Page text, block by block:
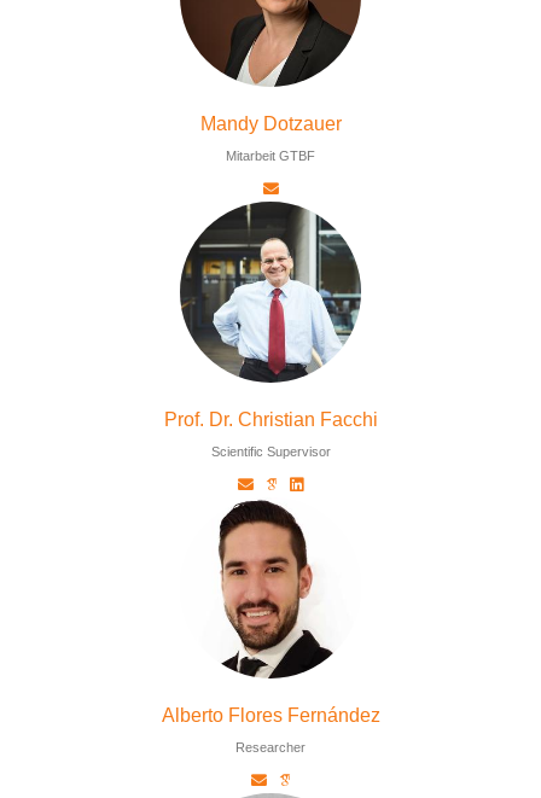
Mandy Dotzauer
Mitarbeit GTBF
Prof. Dr. Christian Facchi
Scientific Supervisor
Alberto Flores Fernández
Researcher